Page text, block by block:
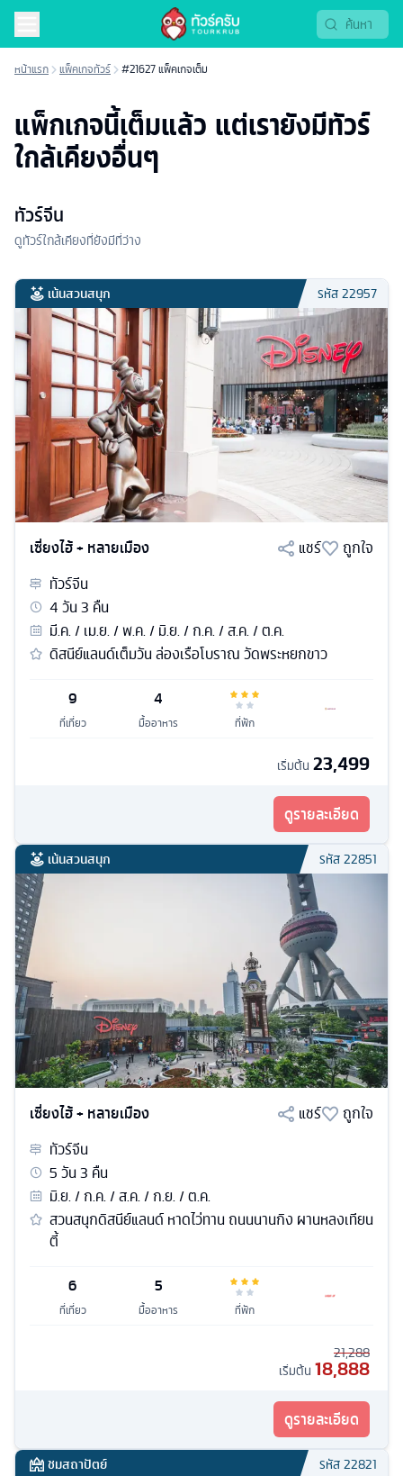
หน้าแรก แพ็คเกจทัวร์ #21627 แพ็คเกจเต็ม
แพ็กเกจนี้เต็มแล้ว แต่เรายังมีทัวร์
ใกล้เคียงอื่นๆ
ทัวร์จีน
ดูทัวร์ใกล้เคียงที่ยังมีที่ว่าง
เน้นสวนสนุก รหัส22957
เซี่ยงไฮ้ + หลายเมือง แชร์
ถูกใจ
ทัวร์จีน
4วัน3 คืน
มี.ค. / เม.ย. / พ.ค. / มิ.ย. / ก.ค. / ส.ค. / ต.ค.
ดิสนีย์แลนด์เต็มวัน ล่องเรือโบราณ วัดพระหยกขาว
9
ที่เที่ยว
4
มื้ออาหาร ที่พัก
เริ่มต้น 23,499
ดูรายละเอียด
เน้นสวนสนุก รหัส22851
เซี่ยงไฮ้ + หลายเมือง แชร์
ถูกใจ
ทัวร์จีน
5วัน3 คืน
มิ.ย. / ก.ค. / ส.ค. / ก.ย. / ต.ค.
สวนสนุกดิสนีย์แลนด์ หาดไว่ทาน ถนนนานกิง ผานหลงเทียน
ตี้
6
ที่เที่ยว
5
มื้ออาหาร ที่พัก
21,288
เริ่มต้น 18,888
ดูรายละเอียด
ชมสถาปัตย์ รหัส22821